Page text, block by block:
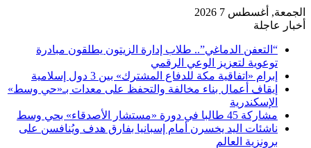
الجمعة, أغسطس 7 2026
أخبار عاجلة
“التعفن الدماغي”.. طلاب إدارة الزيتون يطلقون مبادرة
توعوية لتعزيز الوعي الرقمي
إبرام «اتفاقية مكة للدفاع المشترك» بين 3 دول إسلامية
إيقاف أعمال بناء مخالفة والتحفظ على معدات بـ«حي وسط»
الإسكندرية
مشاركة 45 طالبا في دورة «مستشار الأصدقاء» بحي وسط
ناشئات اليد يخسرن أمام إسبانيا بفارق هدف ويُنافسن على
برونزية العالم